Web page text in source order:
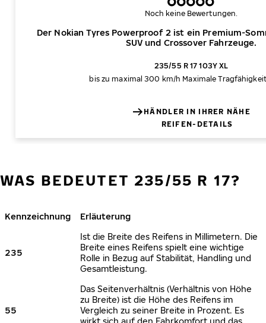
Der Nokian Tyres Powerproof 2 ist ein Premium-
SUV und Crossover Fahrzeuge.
Noch keine Bewertungen.
235/55 R 17 103Y XL
bis zu maximal 300 km/h Maximale
HÄNDLER IN IHRER NÄHE
REIFEN-DETAILS
WAS BEDEUTET 235/55 R 17?
Kennzeichnung Erläuterung
235
Ist die Breite des Reifens in Millimetern. Die
Breite eines Reifens spielt eine wichtige
Rolle in Bezug auf Stabilität, Handling und
Gesamtleistung.
55
Das Seitenverhältnis (Verhältnis von Höhe
zu Breite) ist die Höhe des Reifens im
Vergleich zu seiner Breite in Prozent. Es
wirkt sich auf den Fahrkomfort und das